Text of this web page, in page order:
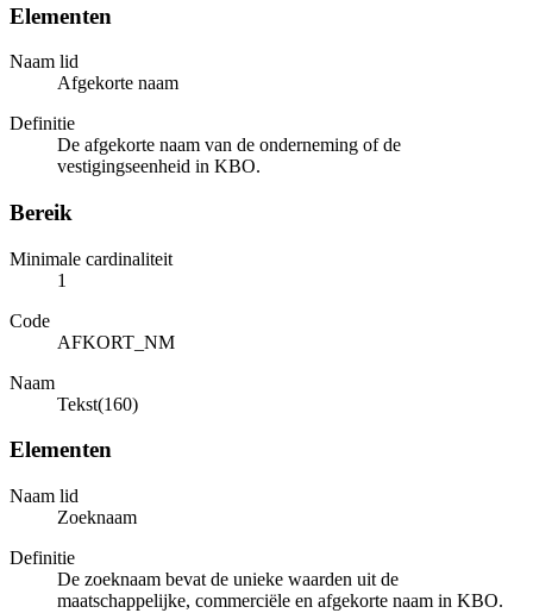
Elementen
Naam lid
Afgekorte naam
Definitie
De afgekorte naam van de onderneming of de
vestigingseenheid in KBO.
Bereik
Minimale cardinaliteit
1
Code
AFKORT_NM
Naam
Tekst(160)
Elementen
Naam lid
Zoeknaam
Definitie
De zoeknaam bevat de unieke waarden uit de
maatschappelijke, commerciële en afgekorte naam in KBO.